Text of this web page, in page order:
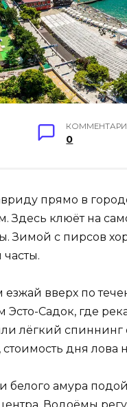
0
прямо в
Здесь клюёт на
Зимой с пирсов
часты.
вверх по
Садок, где
лёгкий
дня лова
белого амура